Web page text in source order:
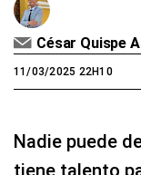
César Quispe
11/03/2025 22H10
Nadie puede